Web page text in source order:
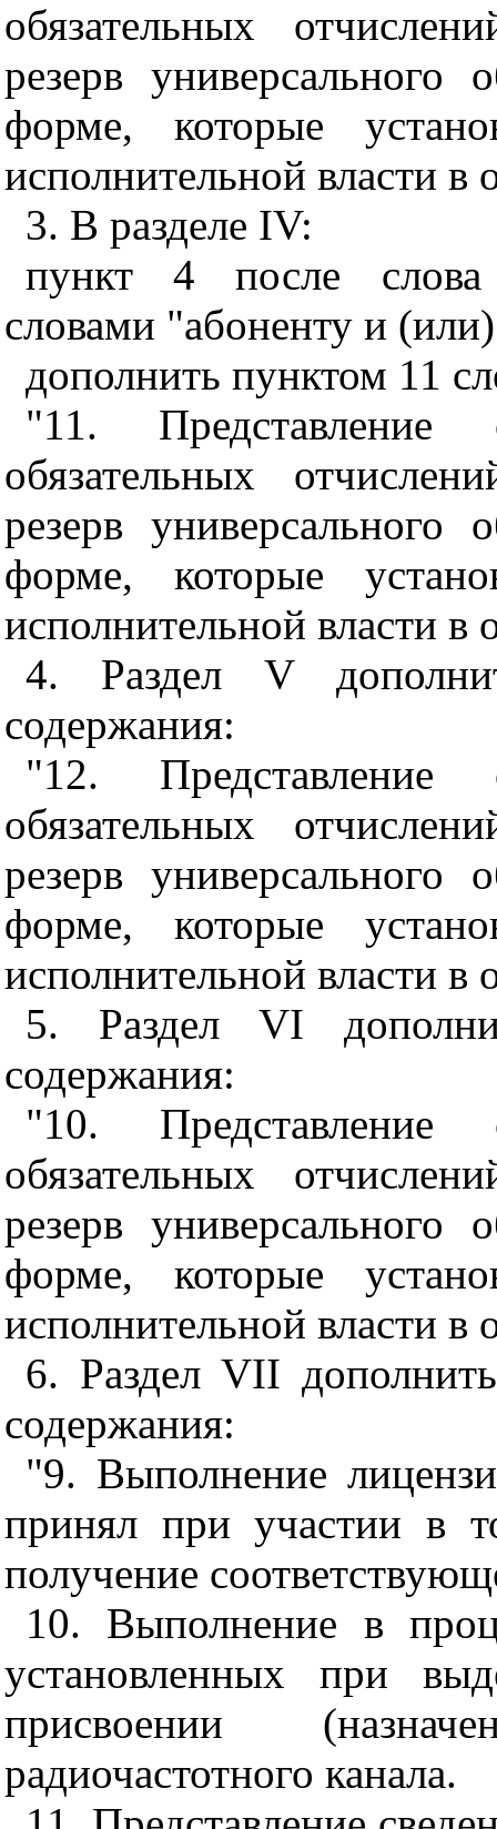
обязательных
резерв
форме, которые
исполнительной власти в
3. В разделе IV:
пункт 4 после слова
словами "абоненту и
дополнить пунктом 11
"11.
обязательных
резерв
форме, которые
исполнительной власти в
4. Раздел V
содержания:
"12.
обязательных
резерв
форме, которые
исполнительной власти в
5. Раздел VI
содержания:
"10.
обязательных
резерв
форме, которые
исполнительной власти в
6. Раздел VII
содержания:
"9. Выполнение
принял при участии в
получение
10. Выполнение в
установленных при
присвоении
радиочастотного канала.